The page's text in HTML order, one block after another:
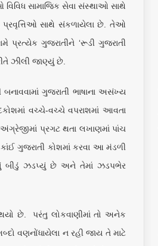
વિવિધ સામાજિક સેવા સંસ્થાઓ સાથે
પ્રવૃત્તિઓ સાથે સંકળાયેલા છે. તેઓ
પ્રત્યેક ગુજરાતીને ‘રૂડી ગુજરાતી
ઝીલી જાણ્યું છે.
ગુજરાતી ભાષાના અસંખ્ય
વચ્ચે-વચ્ચે વપરાશમાં આવતા
પ્રગટ થતા લખાણમાં પાંચ
ગુજરાતી કોશમાં કરવા આ મંડળી
બીડું ઝડપ્યું છે અને તેમાં ઝડપભેર
થયો છે. પરંતુ લોકવાણીમાં તો અનેક
વણનોંધાયેલા ન રહી જાય તે માટે